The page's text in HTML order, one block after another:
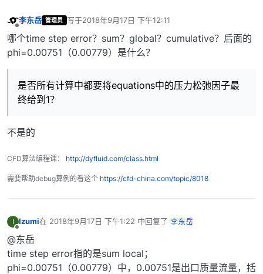
李东岳 管理员 写于2018年9月17日 下午12:11
最后由 编辑
哪个time step error？sum？global？cumulative？后面的
phi=0.00751（0.00779）是什么？
是否所有计算中都要将equations中的压力松弛因子最
终给到1？
不是的
CFD算法编程课： http://dyfluid.com/class.html
需要帮助debug算例的看这个 https://cfd-china.com/topic/8018
I Izumi在 2018年9月17日 下午1:22 中回复了 李东岳
最后由 编辑
@东岳
time step error指的是sum local；
phi=0.00751（0.00779）中，0.00751是出口质量流量，括